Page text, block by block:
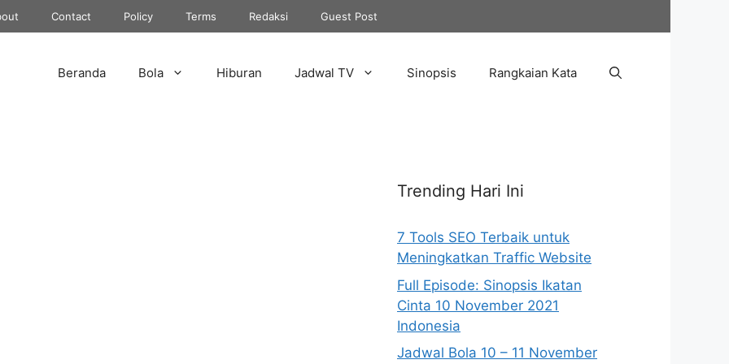
Contact Policy Terms Redaksi Guest Post
Beranda Bola Hiburan Jadwal TV Sinopsis Rangkaian Kata
Trending Hari Ini
7 Tools SEO Terbaik untuk
Meningkatkan Traffic Website
Full Episode: Sinopsis Ikatan
Cinta 10 November 2021
Indonesia
Jadwal Bola 10 – 11 November